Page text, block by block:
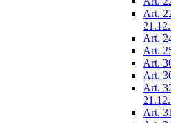
Art.
Art.
Art.
Art.
Art.
Art.
Art.